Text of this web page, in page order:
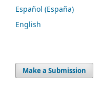
Español (España)
English
Make a Submission